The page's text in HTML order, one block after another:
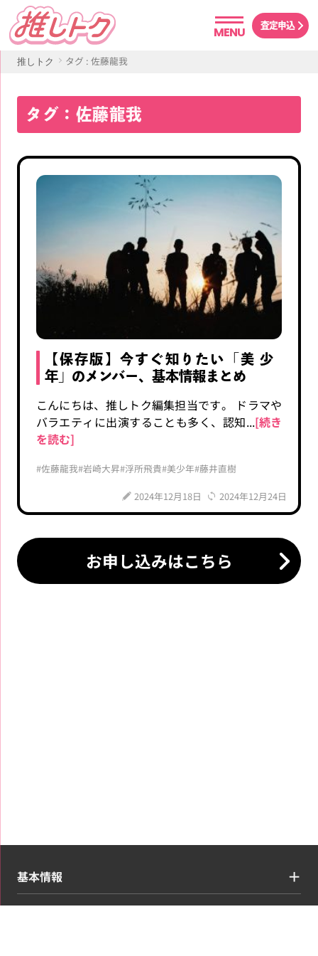
MENU
査定申込
推しトク タグ : 佐藤龍我
タグ：佐藤龍我
【保存版】今すぐ知りたい「美 少
年」のメンバー、基本情報まとめ
こんにちは、推しトク編集担当です。 ドラマや
バラエティに出演することも多く、認知...[続き
を読む]
#佐藤龍我#岩崎大昇#浮所飛貴#美少年#藤井直樹
2024年12月18日 2024年12月24日
お申し込みはこちら
基本情報